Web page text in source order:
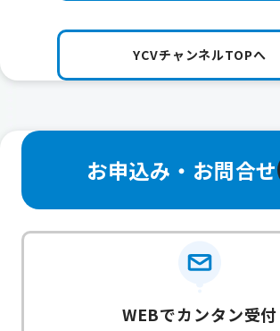
YCVチャンネルTOPへ
お申込み・お問合せ
WEBでカンタン受付